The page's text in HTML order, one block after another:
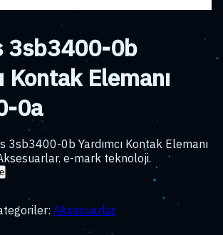
3sb3400-0b
Kontak Elemanı
0a
3sb3400-0b Yardımcı Kontak Elemanı
e-mark teknoloji.
Aksesuarlar